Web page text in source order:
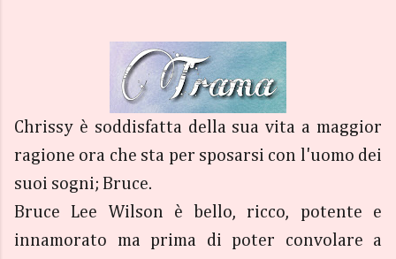
Chrissy è soddisfatta della sua vita a maggior
ragione ora che sta per sposarsi con l'uomo dei
suoi sogni; Bruce.
Bruce Lee Wilson è bello, ricco, potente e
innamorato ma prima di poter convolare a